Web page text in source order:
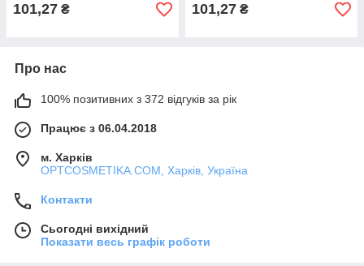
101,27 ₴ 101,27 ₴
Про нас
100% позитивних з 372 відгуків за рік
Працює з 06.04.2018
м. Харків
OPTCOSMETIKA.COM, Харків, Україна
Контакти
Сьогодні вихідний
Показати весь графік роботи